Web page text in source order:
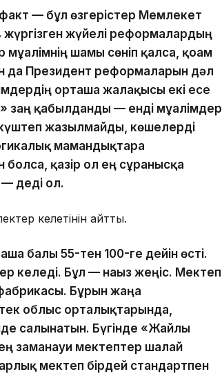
— бұл өзгерістер Мемлекет
жүйелі реформалардың
шамы сөніп қалса, қоғам
да Президент реформаларын дәл
орташа жалақысы екі есе
заң қабылданды — енді мұғалімдер
жазылмайды, көшелерді
мамандықтарға
қазір ол ең сұранысқа
деді ол.
келетінін айтты.
балы 55-тен 100-ге дейін өсті.
келеді. Бұл — нағыз жеңіс. Мектеп
Бұрын жаңа
облыс орталықтарында,
салынатын. Бүгінде «Жайлы
заманауи мектептер шалғай
мектеп бірдей стандартпен